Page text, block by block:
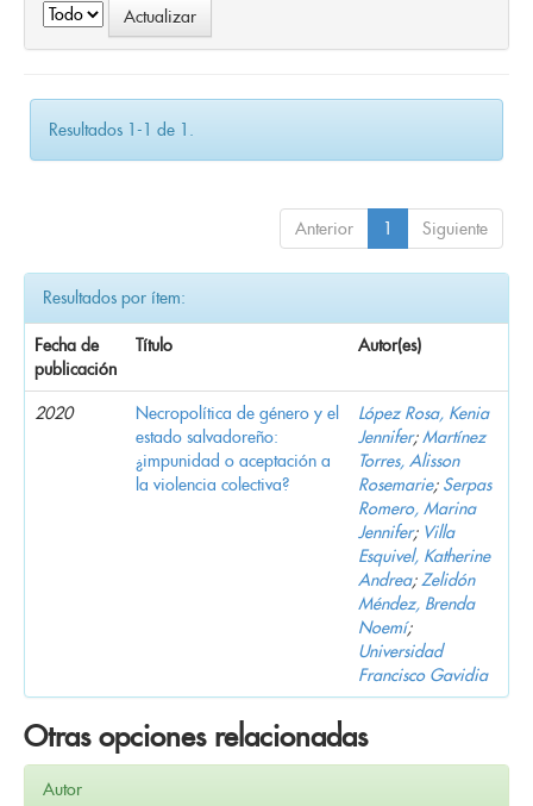
Resultados 1-1 de 1.
Anterior 1 Siguiente
Resultados por ítem:
Fecha de
publicación
Título Autor(es)
2020
Necropolítica de género y el
estado salvadoreño:
¿impunidad o aceptación a
la violencia colectiva?
López Rosa, Kenia
Jennifer;Martínez
Torres, Alisson
Rosemarie; Serpas
Romero, Marina
Jennifer; Villa
Esquivel, Katherine
Andrea; Zelidón
Méndez, Brenda
Noemí;
Universidad
Francisco Gavidia
Otras opciones relacionadas
Autor